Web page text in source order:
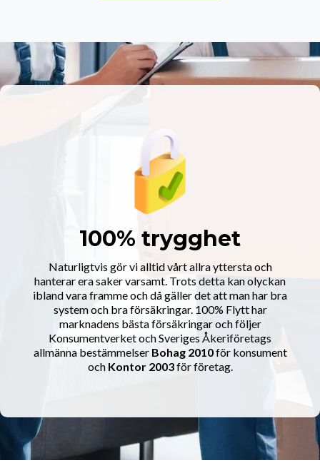
100% trygghet
Naturligtvis gör vi alltid vårt allra yttersta och
hanterar era saker varsamt. Trots detta kan olyckan
ibland vara framme och då gäller det att man har bra
system och bra försäkringar. 100% Flytt har
marknadens bästa försäkringar och följer
Konsumentverket och Sveriges Åkeriföretags
allmänna bestämmelser Bohag 2010för konsument
och Kontor 2003för företag.